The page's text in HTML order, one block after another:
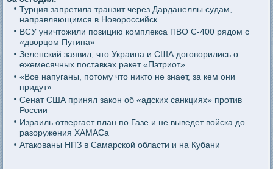
Турция запретила транзит через Дарданеллы судам,
направляющимся в Новороссийск
ВСУ уничтожили позицию комплекса ПВО С-400 рядом с
«дворцом Путина»
Зеленский заявил, что Украина и США договорились о
ежемесячных поставках ракет «Пэтриот»
«Все напуганы, потому что никто не знает, за кем они
придут»
Сенат США принял закон об «адских санкциях» против
России
Израиль отвергает план по Газе и не выведет войска до
разоружения ХАМАСа
Атакованы НПЗ в Самарской области и на Кубани